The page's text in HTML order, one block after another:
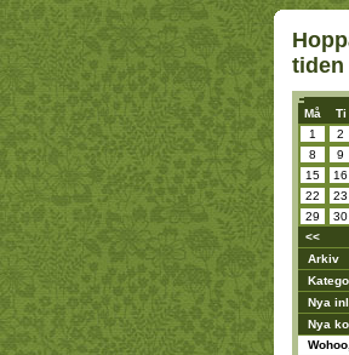
tiden
Må Ti
1
2
8
9
15
16
22
23
29
30
<<
Arkiv
Nya
Nya